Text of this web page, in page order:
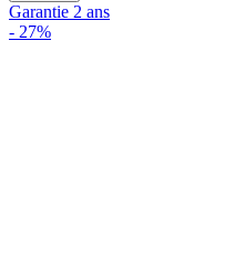
Garantie 2 ans
- 27%